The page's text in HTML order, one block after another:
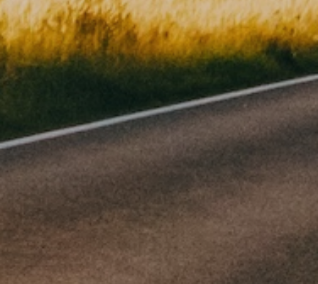
12. JUNI 2026
RECAP: DUST & DIRTY
DAYS 2026